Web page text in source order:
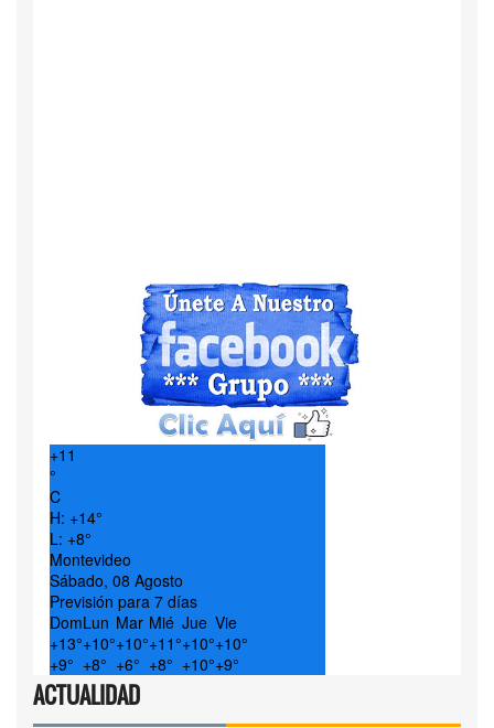
+11
°
C
H: +14°
L: +8°
Montevideo
Sábado, 08 Agosto
Previsión para 7 días
DomLun Mar Mié Jue Vie
+13°+10°+10°+11°+10°+10°
+9° +8° +6° +8° +10°+9°
ACTUALIDAD